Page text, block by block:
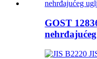
GOST